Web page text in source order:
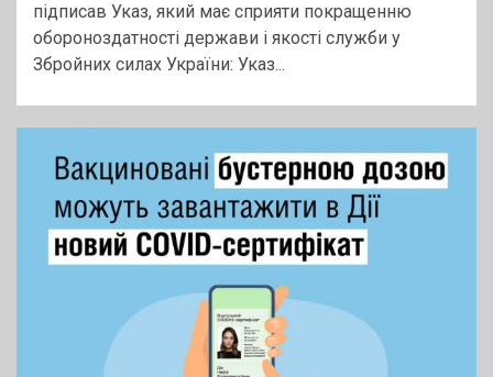
підписав Указ, який має сприяти покращенню
обороноздатності держави і якості служби у
Збройних силах України: Указ...